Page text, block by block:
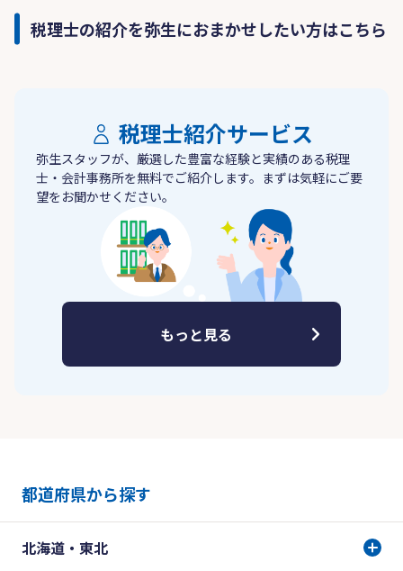
税理士の紹介を弥生におまかせしたい方はこちら
税理士紹介サービス
弥生スタッフが、厳選した豊富な経験と実績のある税理
士・会計事務所を無料でご紹介します。まずは気軽にご要
望をお聞かせください。
もっと見る
都道府県から探す
北海道・東北